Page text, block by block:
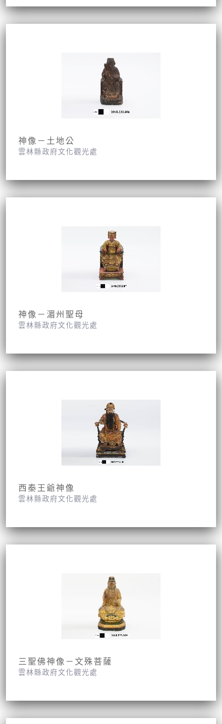
神像－土地公
雲林縣政府文化觀光處
神像－湄州聖母
雲林縣政府文化觀光處
西秦王爺神像
雲林縣政府文化觀光處
三聖佛神像－文殊菩薩
雲林縣政府文化觀光處